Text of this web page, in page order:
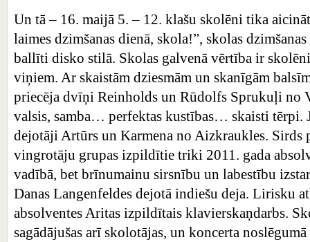
Un tā – 16. maijā 5. – 12. klašu skolēni tika
laimes dzimšanas dienā, skola!”, skolas
ballīti disko stilā. Skolas galvenā vērtība ir
viņiem. Ar skaistām dziesmām un skanīgām
priecēja dvīņi Reinholds un Rūdolfs Sprukuļi no
valsis, samba… perfektas kustības… skaisti tērpi.
dejotāji Artūrs un Karmena no Aizkraukles. Sirds
vingrotāju grupas izpildītie triki 2011. gada
vadībā, bet brīnumainu sirsnību un labestību
Danas Langenfeldes dejotā indiešu deja. Lirisku
absolventes Aritas izpildītais klavierskaņdarbs.
sagādājušas arī skolotājas, un koncerta